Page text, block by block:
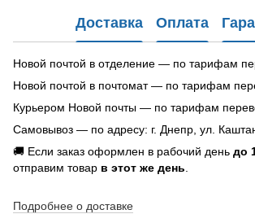
Доставка Оплата
Новой почтой в отделение — по тарифам
Новой почтой в почтомат — по тарифам
Курьером Новой почты — по тарифам
Самовывоз — по адресу: г. Днепр, ул.
🚚 Если заказ оформлен в рабочий день до
отправим товар в этот же день
Подробнее о доставке